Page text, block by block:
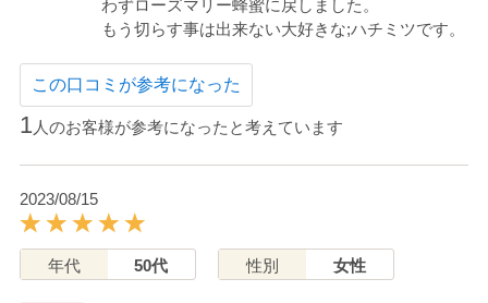
わずローズマリー蜂蜜に戻しました。
もう切らす事は出来ない大好きな;ハチミツです。
この口コミが参考になった
1人のお客様が参考になったと考えています
2023/08/15
年代 50代 性別 女性